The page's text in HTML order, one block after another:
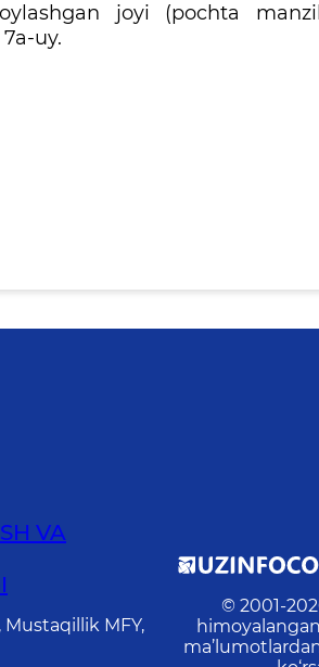
joyi (pochta
uy.
VA
Mustaqillik MFY,
© 2001-